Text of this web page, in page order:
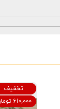
تخفیف
۶۱۰,۰۰۰ تومان